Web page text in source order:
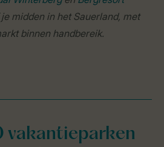
midden in het Sauerland, met
binnen handbereik.
vakantieparken